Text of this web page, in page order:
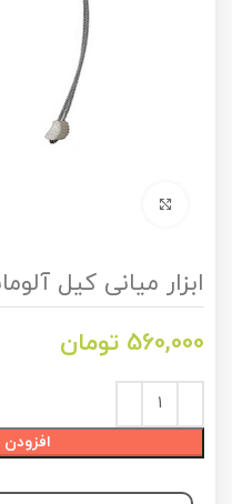
ابزار میانی کیل
560,000 تومان